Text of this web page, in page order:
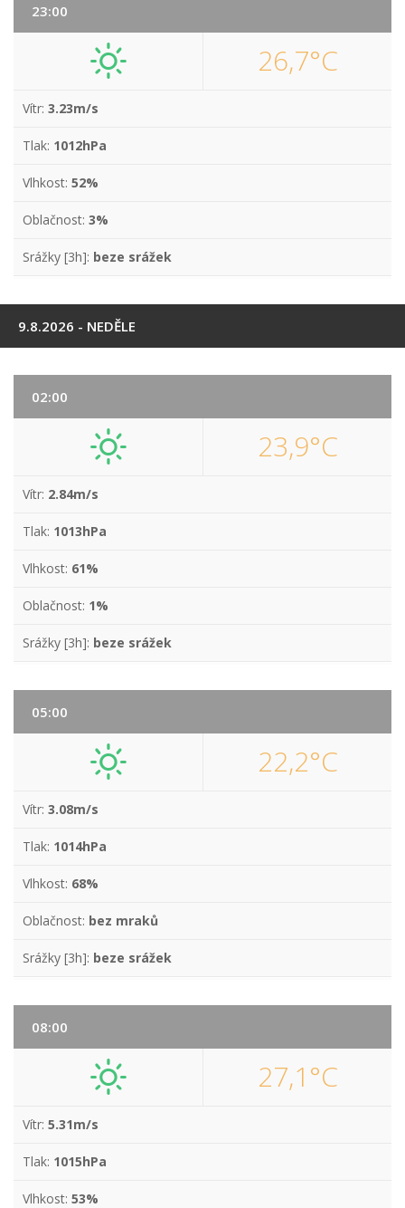
23:00
26,7°C
Vítr: 3.23m/s
Tlak: 1012hPa
Vlhkost: 52%
Oblačnost: 3%
Srážky [3h]: beze srážek
9.8.2026 - NEDĚLE
02:00
23,9°C
Vítr: 2.84m/s
Tlak: 1013hPa
Vlhkost: 61%
Oblačnost: 1%
Srážky [3h]: beze srážek
05:00
22,2°C
Vítr: 3.08m/s
Tlak: 1014hPa
Vlhkost: 68%
Oblačnost: bez mraků
Srážky [3h]: beze srážek
08:00
27,1°C
Vítr: 5.31m/s
Tlak: 1015hPa
Vlhkost: 53%